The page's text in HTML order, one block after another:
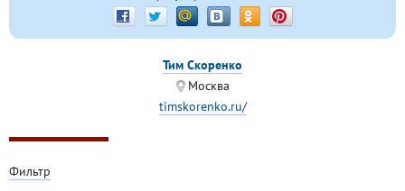
Тим Скоренко
Москва
timskorenko.ru/
Фильтр